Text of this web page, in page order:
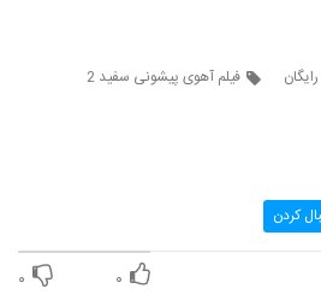
رایگان
فیلم آهوی پیشونی سفید 2
کردن
۰ ۰